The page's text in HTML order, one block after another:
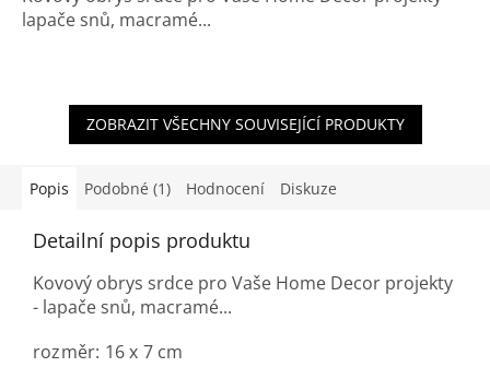
lapače snů, macramé...
ZOBRAZIT VŠECHNY SOUVISEJÍCÍ PRODUKTY
Popis Podobné (1) Hodnocení Diskuze
Detailní popis produktu
Kovový obrys srdce pro Vaše Home Decor projekty
- lapače snů, macramé...
rozměr: 16 x 7 cm